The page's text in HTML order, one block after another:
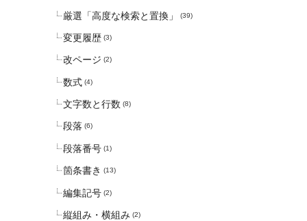
厳選「高度な検索と置換」 (39)
変更履歴 (3)
改ページ (2)
数式 (4)
文字数と行数 (8)
段落 (6)
段落番号 (1)
箇条書き (13)
編集記号 (2)
縦組み・横組み (2)